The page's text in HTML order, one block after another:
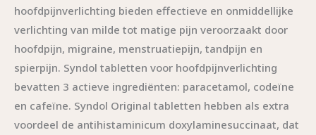
hoofdpijnverlichting bieden effectieve en onmiddellijke
verlichting van milde tot matige pijn veroorzaakt door
hoofdpijn, migraine, menstruatiepijn, tandpijn en
spierpijn. Syndol tabletten voor hoofdpijnverlichting
bevatten 3 actieve ingrediënten: paracetamol, codeïne
en cafeïne. Syndol Original tabletten hebben als extra
voordeel de antihistaminicum doxylaminesuccinaat, dat